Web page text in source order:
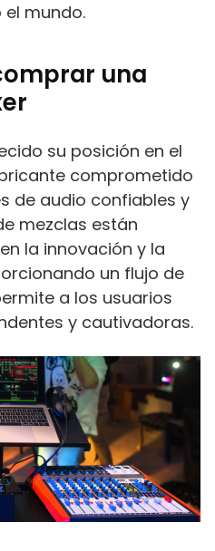
mundo.
una
su posición en el
comprometido
de audio confiables y
mezclas están
la innovación y la
un flujo de
a los usuarios
y cautivadoras.